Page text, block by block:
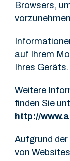
Browsers,
auf Ihrem
Ihres Geräts.
Weitere
finden Sie
http://
Aufgrund
von